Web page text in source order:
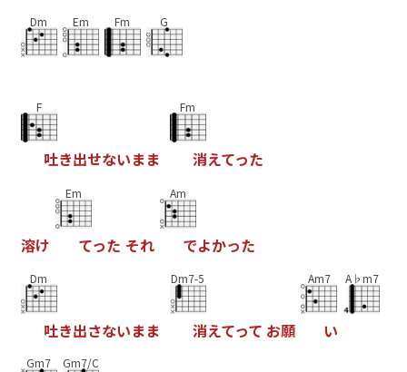
Dm Em Fm G
F
吐き出せないまま
Fm
消えてった
溶け
Em
てった それ
Am
でよかった
Dm
吐き出さないまま
Dm7-5
消えてって お願
Am7
い
A♭m7
Gm7 Gm7/C